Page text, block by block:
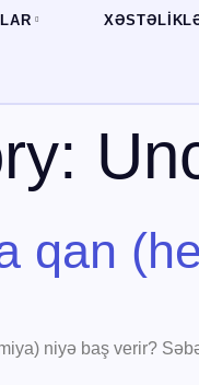
qan
niyə baş verir?